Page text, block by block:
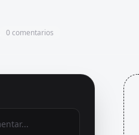
0 comentarios